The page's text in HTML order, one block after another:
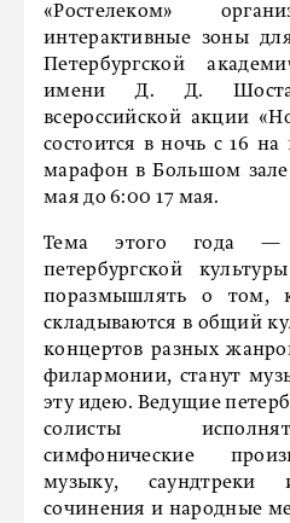
«Ростелеком»
интерактивные зоны
Петербургской
имени Д. Д.
всероссийской акции
состоится в ночь с 16
марафон в Большом зале
мая до 6:00 17 мая.
Тема этого года
петербургской
поразмышлять о том,
складываются в общий
концертов разных
филармонии, станут
эту идею. Ведущие
солисты
симфонические
музыку,
сочинения и народные